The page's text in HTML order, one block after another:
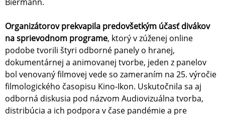
Organizátorov prekvapila predovšetkým účasť divákov
na sprievodnom programe, ktorý v zúženej online
podobe tvorili štyri odborné panely o hranej,
dokumentárnej a animovanej tvorbe, jeden z panelov
bol venovaný filmovej vede so zameraním na 25. výročie
filmologického časopisu Kino-Ikon. Uskutočnila sa aj
odborná diskusia pod názvom Audiovizuálna tvorba,
distribúcia a ich podpora v čase pandémie a pre